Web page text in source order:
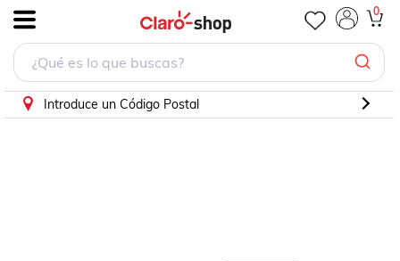
0
Introduce un Código Postal
PorCategorías
PorMarcas
PorDescuento